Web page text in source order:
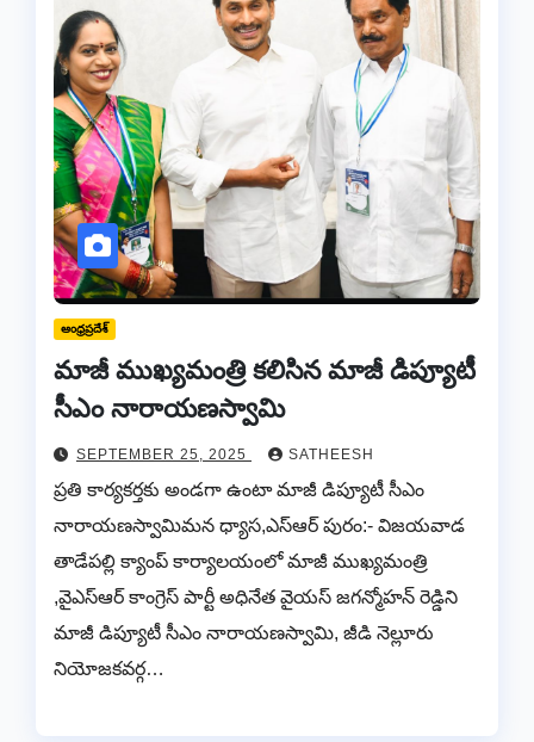
ఆంధ్రప్రదేశ్
మాజీ ముఖ్యమంత్రి కలిసిన మాజీ డిప్యూటీ
సీఎం నారాయణస్వామి
SEPTEMBER 25, 2025 SATHEESH
ప్రతి కార్యకర్తకు అండగా ఉంటా మాజీ డిప్యూటీ సీఎం
నారాయణస్వామిమన ధ్యాస,ఎస్ఆర్ పురం:- విజయవాడ
తాడేపల్లి క్యాంప్ కార్యాలయంలో మాజీ ముఖ్యమంత్రి
,వైఎస్ఆర్ కాంగ్రెస్ పార్టీ అధినేత వైయస్ జగన్మోహన్ రెడ్డిని
మాజీ డిప్యూటీ సీఎం నారాయణస్వామి, జీడి నెల్లూరు
నియోజకవర్గ…